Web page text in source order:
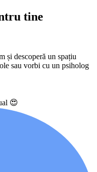
tine
și descoperă un spațiu
sau vorbi cu un psiholog
😍